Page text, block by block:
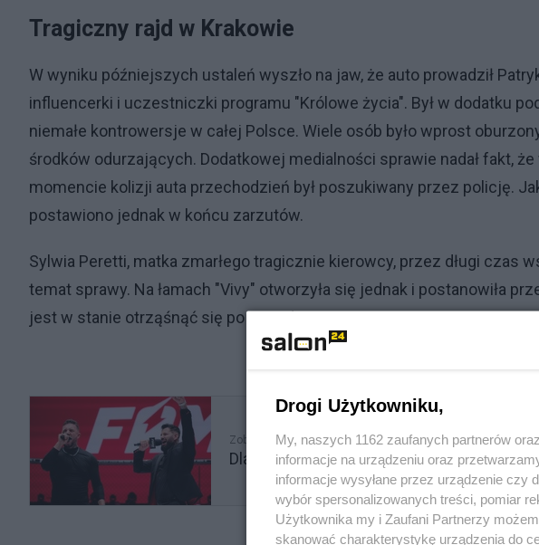
Tragiczny rajd w Krakowie
W wyniku późniejszych ustaleń wyszło na jaw, że auto prowadził
influencerki i uczestniczki programu "Królowe życia". Był w dodatku
niemałe kontrowersje w całej Polsce. Wiele osób było wprost
środków odurzających. Dodatkowej medialności sprawie nadał fakt,
momencie kolizji auta przechodzień był poszukiwany przez policję.
postawiono jednak w końcu zarzutów.
Sylwia Peretti, matka zmarłego tragicznie kierowcy, przez długi czas
temat sprawy. Na łamach "Vivy" otworzyła się jednak i postanowiła
jest w stanie otrząśnąć się po tragedii.
Zobacz także
Dlaczego freak-fighty? Z niskich pobudek.
Drogi Użytkowniku,
My, naszych 1162 zaufanych partnerów
informacje na urządzeniu oraz
informacje wysyłane przez urządzenie czy
wybór spersonalizowanych treści, pomiar
Użytkownika my i Zaufani Partnerzy
skanować charakterystykę urządzenia do